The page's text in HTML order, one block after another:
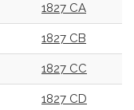
1827 CA
1827 CB
1827 CC
1827 CD